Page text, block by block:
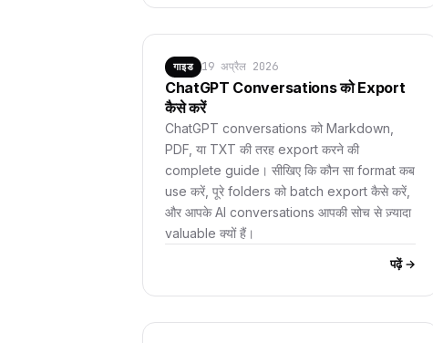
गाइड 19 अप्रैल 2026
ChatGPT Conversations को Export
कैसे करें
ChatGPT conversations को Markdown,
PDF, या TXT की तरह export करने की
complete guide। सीखिए कि कौन सा format कब
use करें, पूरे folders को batch export कैसे करें,
और आपके AI conversations आपकी सोच से ज़्यादा
valuable क्यों हैं।
पढ़ें →